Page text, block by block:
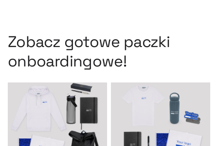
Zobacz gotowe paczki
onboardingowe!